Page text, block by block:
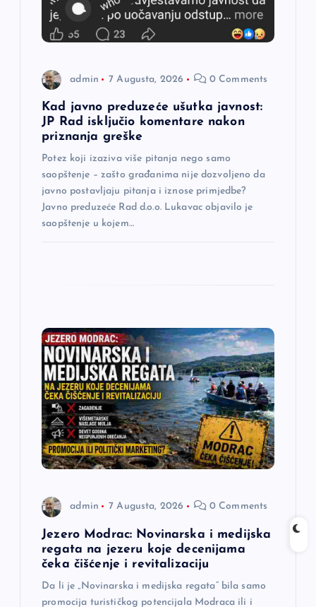
admin 7 Augusta, 2026 0 Comments
Kad javno preduzeće ušutka javnost:
JP Rad isključio komentare nakon
priznanja greške
Potez koji izaziva više pitanja nego samo
saopštenje – zašto građanima nije dozvoljeno da
javno postavljaju pitanja i iznose primjedbe?
Javno preduzeće Rad d.o.o. Lukavac objavilo je
saopštenje u kojem…
admin 7 Augusta, 2026 0 Comments
Jezero Modrac: Novinarska i medijska
regata na jezeru koje decenijama
čeka čišćenje i revitalizaciju
Da li je „Novinarska i medijska regata“ bila samo
promocija turističkog potencijala Modraca ili i